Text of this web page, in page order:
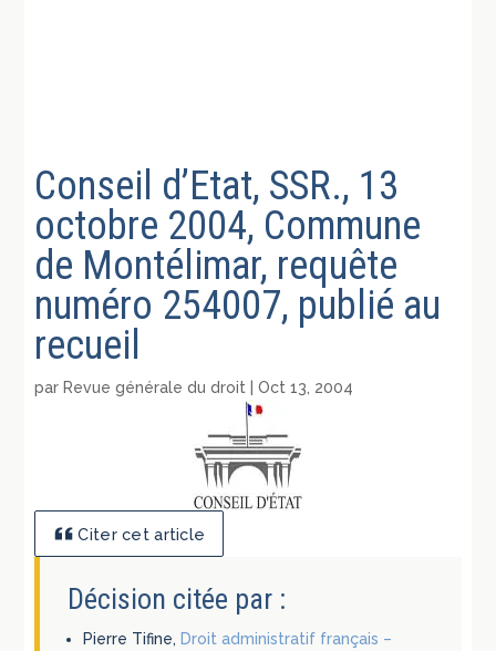
Conseil d’Etat, SSR., 13
octobre 2004, Commune
de Montélimar, requête
numéro 254007, publié au
recueil
par Revue générale du droit |Oct 13, 2004
Citer cet article
Décision citée par :
Pierre Tifine, Droit administratif français –